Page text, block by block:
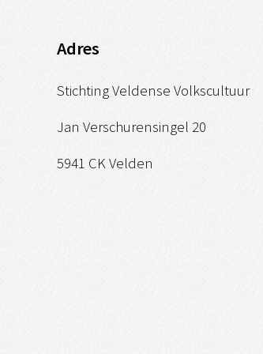
Adres
Stichting Veldense Volkscultuur
Jan Verschurensingel 20
5941 CK Velden